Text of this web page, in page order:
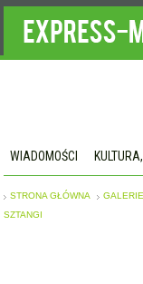
WIADOMOŚCI
STRONA GŁÓWNA GALERIE
SZTANGI